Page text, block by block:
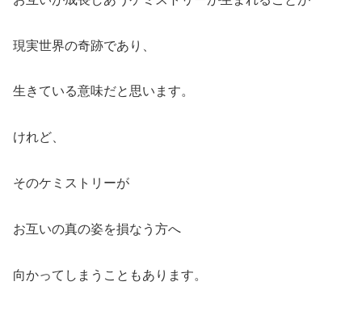
現実世界の奇跡であり、
生きている意味だと思います。
けれど、
そのケミストリーが
お互いの真の姿を損なう方へ
向かってしまうこともあります。